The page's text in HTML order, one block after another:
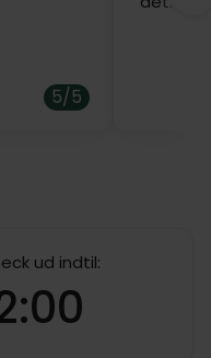
5/5
ud indtil: